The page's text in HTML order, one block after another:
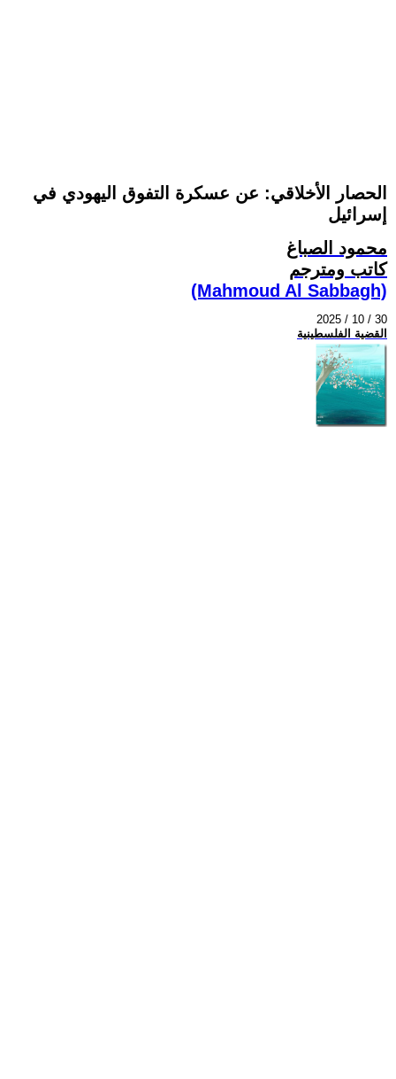
الحصار الأخلاقي: عن عسكرة التفوق اليهودي في
إسرائيل
محمود الصباغ
كاتب ومترجم
(Mahmoud Al Sabbagh)
2025 / 10 / 30
القضية الفلسطينية